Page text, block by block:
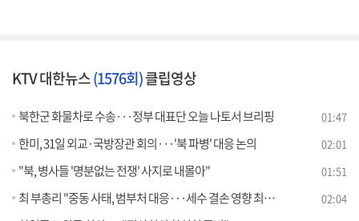
KTV 대한뉴스(1576회)클립영상
북한군 화물차로 수송···정부 대표단 오늘 나토서 브리핑 01:47
한미, 31일 외교·국방장관 회의···'북 파병' 대응 논의 02:01
"북, 병사들 '명분없는 전쟁' 사지로 내몰아" 01:51
최 부총리 "중동 사태, 범부처 대응···세수 결손 영향 최소화" 02:04